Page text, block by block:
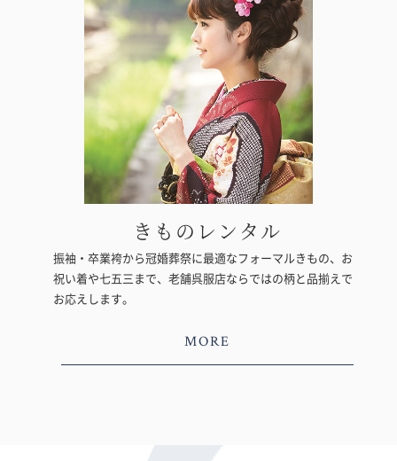
きものレンタル
振袖・卒業袴から冠婚葬祭に最適なフォーマルきもの、お
祝い着や七五三まで、老舗呉服店ならではの柄と品揃えで
お応えします。
MORE